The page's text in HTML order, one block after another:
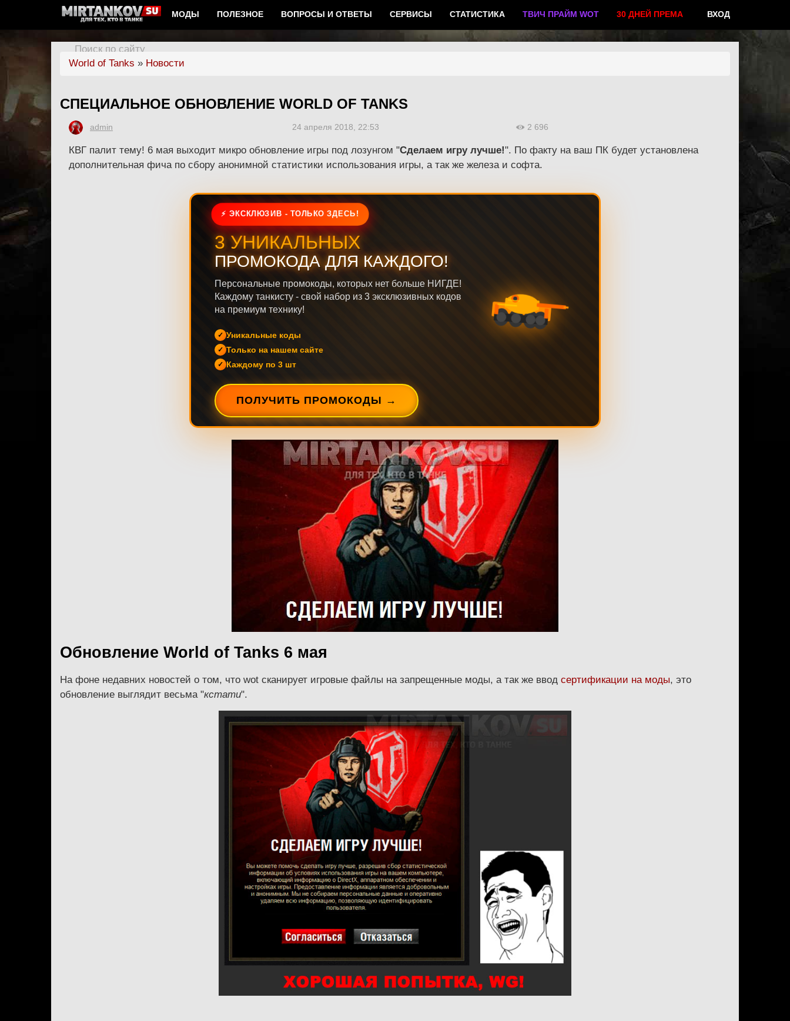
МОДЫ ПОЛЕЗНОЕ ВОПРОСЫ И ОТВЕТЫ СЕРВИСЫ СТАТИСТИКА ТВИЧ ПРАЙМ WOT 30 ДНЕЙ ПРЕМА ВХОД
Поиск по сайту
World of Tanks » Новости
СПЕЦИАЛЬНОЕ ОБНОВЛЕНИЕ WORLD OF TANKS
admin 24 апреля 2018, 22:53 2 696
КВГ палит тему! 6 мая выходит микро обновление игры под лозунгом "Сделаем игру лучше!". По факту на ваш ПК будет установлена
дополнительная фича по сбору анонимной статистики использования игры, а так же железа и софта.
⚡ ЭКСКЛЮЗИВ - ТОЛЬКО ЗДЕСЬ!
3 УНИКАЛЬНЫХ
ПРОМОКОДА ДЛЯ КАЖДОГО!
Персональные промокоды, которых нет больше НИГДЕ!
Каждому танкисту - свой набор из 3 эксклюзивных кодов
на премиум технику!
Уникальные коды
Только на нашем сайте
Каждому по 3 шт
ПОЛУЧИТЬ ПРОМОКОДЫ →
Обновление World of Tanks 6 мая
На фоне недавних новостей о том, что wot сканирует игровые файлы на запрещенные моды, а так же ввод сертификации на моды, это
обновление выглядит весьма "кстати".